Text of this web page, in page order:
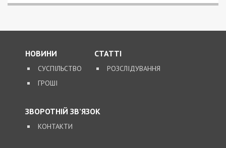
НОВИНИ
СУСПІЛЬСТВО
ГРОШІ
СТАТТІ
РОЗСЛІДУВАННЯ
ЗВОРОТНІЙ ЗВ’ЯЗОК
КОНТАКТИ